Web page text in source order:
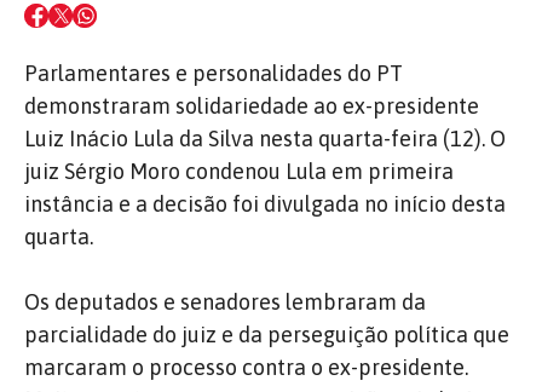
Parlamentares e personalidades do PT
demonstraram solidariedade ao ex-presidente
Luiz Inácio Lula da Silva nesta quarta-feira (12). O
juiz Sérgio Moro condenou Lula em primeira
instância e a decisão foi divulgada no início desta
quarta.
Os deputados e senadores lembraram da
parcialidade do juiz e da perseguição política que
marcaram o processo contra o ex-presidente.